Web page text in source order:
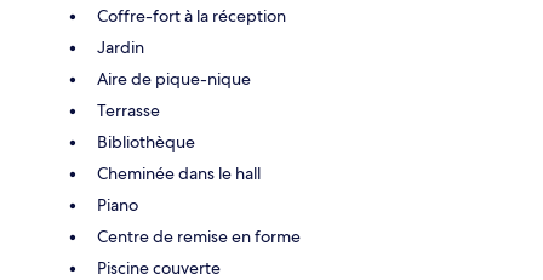
Coffre-fort à la réception
Jardin
Aire de pique-nique
Terrasse
Bibliothèque
Cheminée dans le hall
Piano
Centre de remise en forme
Piscine couverte